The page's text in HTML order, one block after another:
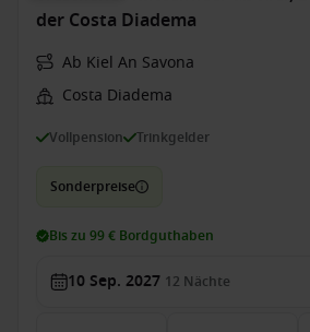
der Costa Diadema
Ab Kiel An Savona
Costa Diadema
Vollpension Trinkgelder
Sonderpreise
Bis zu 99 € Bordguthaben
10 Sep. 2027 12 Nächte